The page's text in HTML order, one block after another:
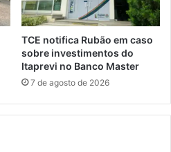
TCE notifica Rubão em caso
sobre investimentos do
Itaprevi no Banco Master
7 de agosto de 2026